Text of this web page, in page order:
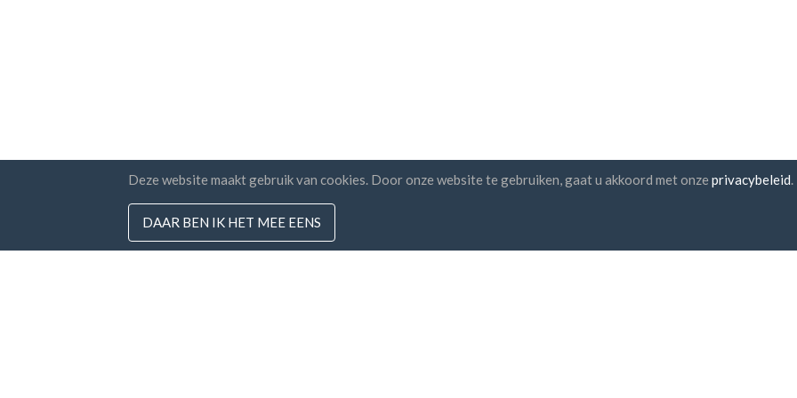
Deze website maakt gebruik van cookies. Door onze website te gebruiken, gaat u akkoord met onzeprivacybeleid
DAAR BEN IK HET MEE EENS